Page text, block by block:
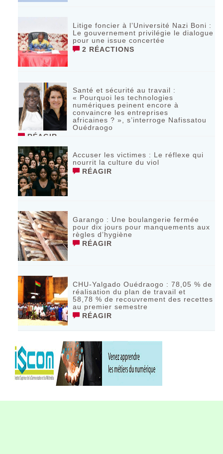
Litige foncier à l’Université Nazi Boni :
Le gouvernement privilégie le dialogue
pour une issue concertée
2 RÉACTIONS
Santé et sécurité au travail :
« Pourquoi les technologies
numériques peinent encore à
convaincre les entreprises
africaines ? », s’interroge Nafissatou
Ouédraogo
RÉAGIR
Accuser les victimes : Le réflexe qui
nourrit la culture du viol
RÉAGIR
Garango : Une boulangerie fermée
pour dix jours pour manquements aux
règles d’hygiène
RÉAGIR
CHU-Yalgado Ouédraogo : 78,05 % de
réalisation du plan de travail et
58,78 % de recouvrement des recettes
au premier semestre
RÉAGIR